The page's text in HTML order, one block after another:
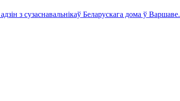
з сузаснавальнікаў Беларускага дома ў Варшаве.